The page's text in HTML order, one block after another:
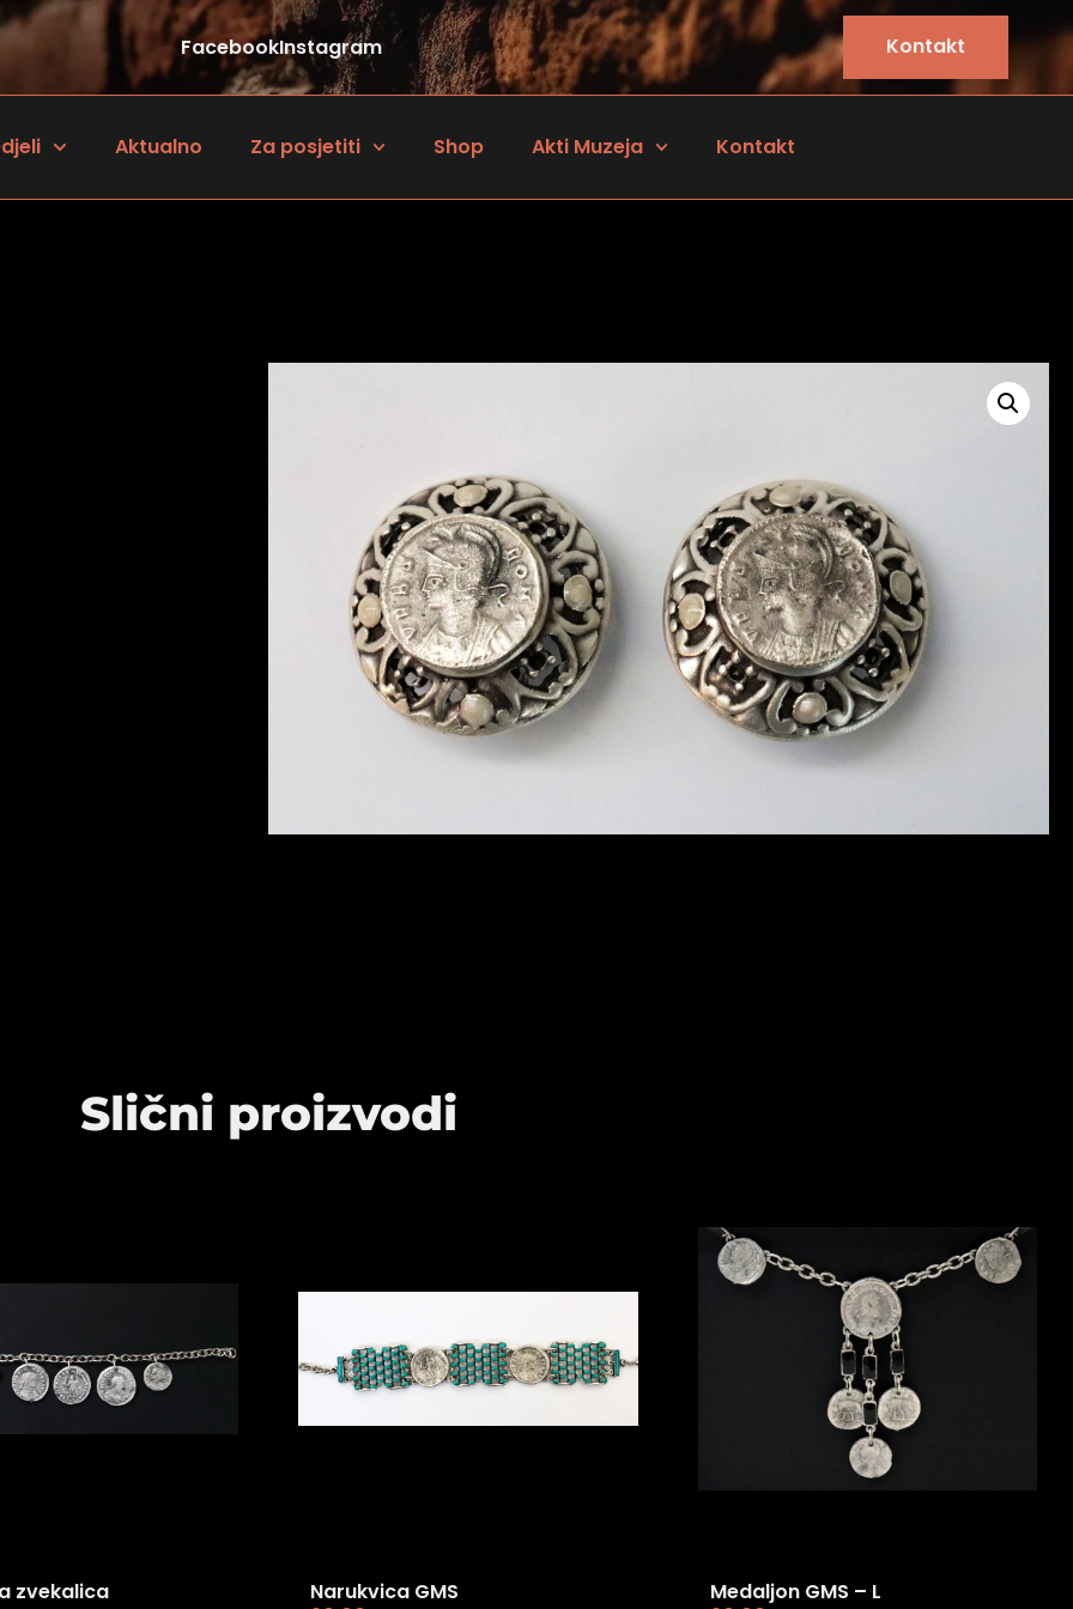
FacebookInstagram Kontakt
Aktualno Za posjetiti Shop Akti Muzeja Kontakt
Slični proizvodi
zvekalica
Narukvica GMS
Medaljon GMS – L